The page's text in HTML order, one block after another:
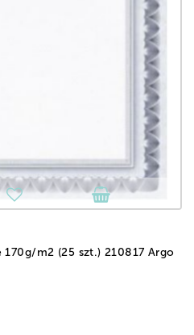
170g/m2 (25 szt.) 210817 Argo